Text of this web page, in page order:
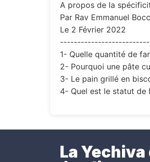
A propos de la
Par Rav Emmanuel
Le 2 Février 2022
1- Quelle quantité de
2- Pourquoi une pâte
3- Le pain grillé en
4- Quel est le statut de
La Yechiva